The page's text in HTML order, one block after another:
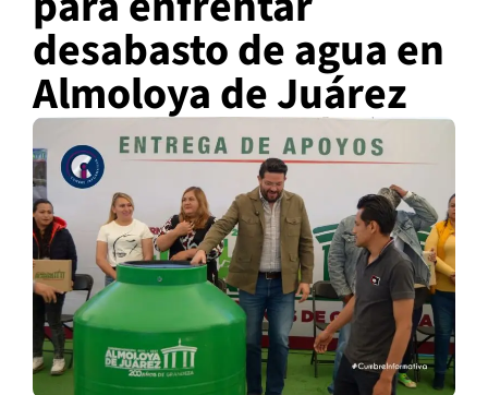
desabasto de agua en
Almoloya de Juárez